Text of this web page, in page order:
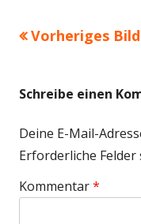
Vorheriges Bild
Schreibe einen
Deine E-Mail-
Erforderliche Felder
Kommentar*